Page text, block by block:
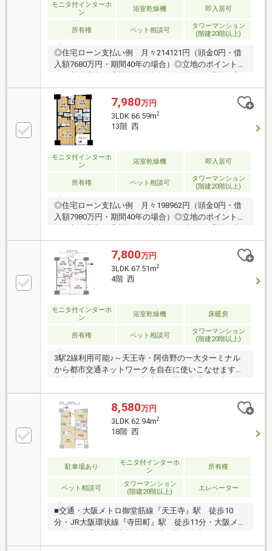
モニタ付インターホ
ン
浴室乾燥機 即入居可
所有権 ペット相談可
タワーマンション
(階建20階以上)
◎住宅ローン支払い例 月々214121円（頭金0円・借
入額7680万円・期間40年の場合）◎立地のポイント
駅」徒歩13分◎物件のポイント■大切なペットと一緒
に暮らせるマンションです♪■あべのハルカスも一望で
きます♪■曜日を気にせず、24時間ゴミ出し可能のマン
ションです♪■空家ですのでお客様のご都合に合わせて
ご内覧頂けますよ♪■我公司有中国籍的工作人員。針対
海外匯款等各項手続経験豊富、接受各種咨詢！※ネッ
トで他社様が広告している物件も同時に紹介可能で
7,980万円
3LDK 66.59m2
13階 西
モニタ付インターホ
ン
浴室乾燥機 即入居可
所有権 ペット相談可
タワーマンション
(階建20階以上)
◎住宅ローン支払い例 月々198962円（頭金0円・借
入額7980万円・期間40年の場合）◎立地のポイント
駅」徒歩13分◎物件のポイント■大切なペットと一緒
に暮らせるマンションです♪■あべのハルカスも一望で
きます♪■曜日を気にせず、24時間ゴミ出し可能のマン
ションです♪■空家ですのでお客様のご都合に合わせて
ご内覧頂けますよ♪■我公司有中国籍的工作人員。針対
海外匯款等各項手続経験豊富、接受各種咨詢！※ネッ
トで他社様が広告している物件も同時に紹介可能で
7,800万円
3LDK 67.51m2
4階 西
モニタ付インターホ
ン
浴室乾燥機 床暖房
所有権 ペット相談可
タワーマンション
(階建20階以上)
3駅2線利用可能♪～天王寺・阿倍野の一大ターミナル
から都市交通ネットワークを自在に使いこなせます～
し、中広域のアクセスも軽快です〇●全駅徒歩15分圏
内●〇【お部屋ポイント】・ＬＤＫ約1４.３帖・
SR（ストックルーム）あり◎・収納スペース充実♪
8,580万円
3LDK 62.94m2
18階 西
駐車場あり
モニタ付インターホ
ン
所有権
ペット相談可
タワーマンション
(階建20階以上)
エレベーター
■交通・大阪メトロ御堂筋線『天王寺』駅 徒歩10
分・JR大阪環状線『寺田町』駅 徒歩11分・大阪メト
年8月建築■ペット飼育可（規約による規制有）■現